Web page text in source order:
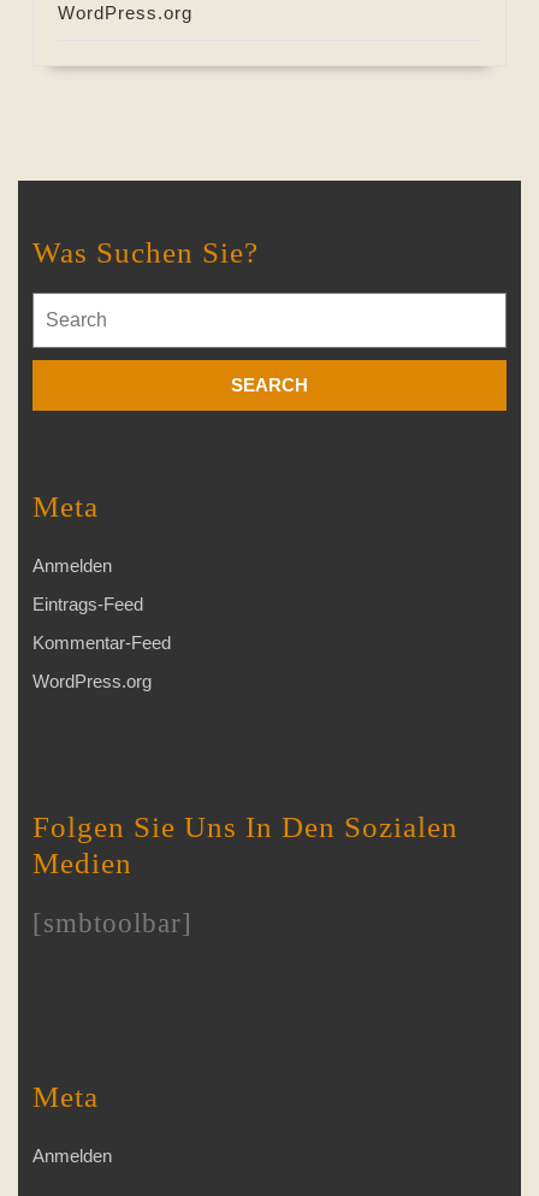
WordPress.org
Was Suchen Sie?
for:
Meta
Anmelden
Eintrags-Feed
Kommentar-Feed
WordPress.org
Folgen Sie Uns In Den Sozialen
Medien
[smbtoolbar]
Meta
Anmelden